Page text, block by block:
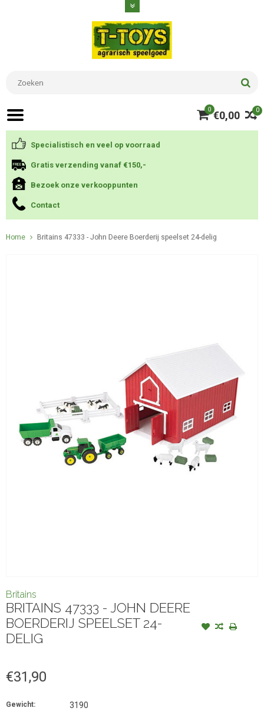
0
0 €0,00
Specialistisch en veel op voorraad
Gratis verzending vanaf €150,-
Bezoek onze verkooppunten
Contact
Home Britains 47333 - John Deere Boerderij speelset 24-delig
Britains
BRITAINS 47333 - JOHN DEERE
BOERDERIJ SPEELSET 24-
DELIG
€31,90
Gewicht: 3190